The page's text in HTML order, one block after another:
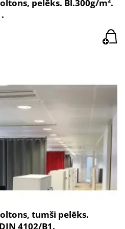
pelēks. Bl.300g/m².
tumši pelēks.
4102/B1.